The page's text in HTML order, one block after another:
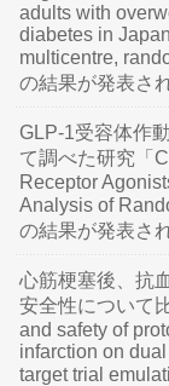
adults with
diabetes in
multicentre,
の結果が発表さ
GLP-1受容体作
て調べた研究「
Receptor
Analysis of
の結果が発表さ
心筋梗塞後、抗
安全性について
and safety of
infarction on
target trial